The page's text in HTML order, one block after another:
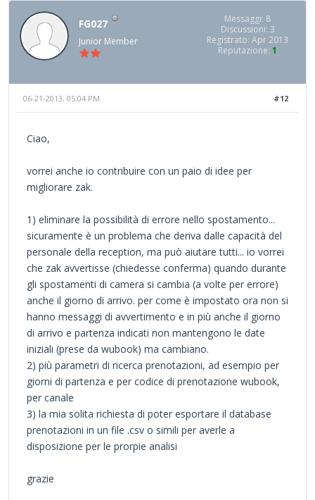
FG027
Junior Member
Messaggi: 8
Discussioni: 3
Registrato: Apr 2013
Reputazione: 1
#12
06-21-2013, 05:04 PM
Ciao,
vorrei anche io contribuire con un paio di idee per
migliorare zak.
1) eliminare la possibilità di errore nello spostamento...
sicuramente è un problema che deriva dalle capacità del
personale della reception, ma può aiutare tutti... io vorrei
che zak avvertisse (chiedesse conferma) quando durante
gli spostamenti di camera si cambia (a volte per errore)
anche il giorno di arrivo. per come è impostato ora non si
hanno messaggi di avvertimento e in più anche il giorno
di arrivo e partenza indicati non mantengono le date
iniziali (prese da wubook) ma cambiano.
2) più parametri di ricerca prenotazioni, ad esempio per
giorni di partenza e per codice di prenotazione wubook,
per canale
3) la mia solita richiesta di poter esportare il database
prenotazioni in un file .csv o simili per averle a
disposizione per le prorpie analisi
grazie